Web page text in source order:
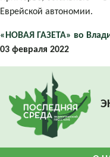
Еврейской автономии.
«НОВАЯ ГАЗЕТА» во
03 февраля 2022